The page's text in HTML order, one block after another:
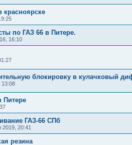
красноярске
по ГАЗ 66 в Питере.
16:10
блокировку в кулачковый
13:08
Питере
ГАЗ-66 СПб
2019, 20:41
резина